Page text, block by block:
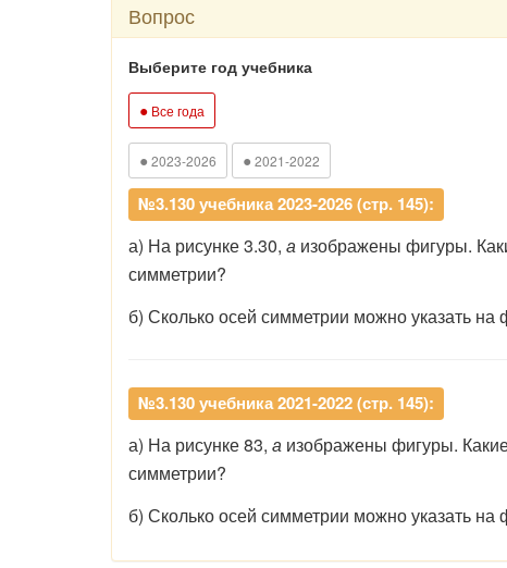
Вопрос
Выберите год учебника
● Все года
● 2023-2026 ● 2021-2022
№3.130 учебника 2023-2026 (стр. 145):
а) На рисунке 3.30, а изображены фигуры.
симметрии?
б) Сколько осей симметрии можно указать
№3.130 учебника 2021-2022 (стр. 145):
а) На рисунке 83, а изображены фигуры.
симметрии?
б) Сколько осей симметрии можно указать